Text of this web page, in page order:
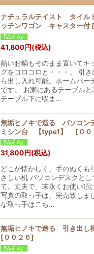
ナチュラルテイスト タイル
ッチンワゴン キャスター付 [
41,800円(税込)
熱いお鍋もそのまま置いてキ
グをコロコロと・・・。 引
ら出し入れ可能。ホームパー
です。 お家にあるテーブルと
テーブル下に収ま…
無垢ヒノキで造る パソコ
ミシン台 【type1】
[００
31,800円(税込)
どこか懐かしく、手のぬくも
さしい机 パソコンデスクと
て。丈夫で、末永くお使い頂
写真の取っ手は、完売致し
な取っ手はこち…
無垢ヒノキで造る 引き出し
[００２６]